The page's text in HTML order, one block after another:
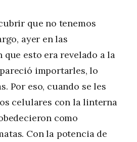
que no tenemos
ayer en las
esto era revelado a la
importarles, lo
Por eso, cuando se les
celulares con la linterna
como
Con la potencia de